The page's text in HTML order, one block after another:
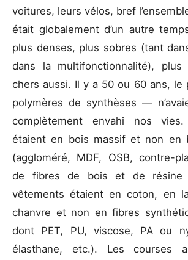
voitures, leurs vélos, bref
était globalement d’un autre
plus denses, plus sobres (tant
dans la multifonctionnalité), plus
chers aussi. Il y a 50 ou 60 ans,
polymères de synthèses —
complètement envahi nos
étaient en bois massif et non en
(aggloméré, MDF, OSB, contre-
de fibres de bois et de résine
vêtements étaient en coton, en
chanvre et non en fibres
dont PET, PU, viscose, PA ou
élasthane, etc.). Les courses